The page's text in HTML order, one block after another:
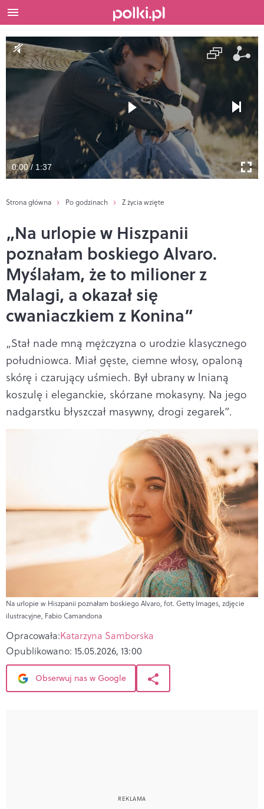
0:00 / 1:37
Strona główna Po godzinach Z życia wzięte
„Na urlopie w Hiszpanii
poznałam boskiego Alvaro.
Myślałam, że to milioner z
Malagi, a okazał się
cwaniaczkiem z Konina”
„Stał nade mną mężczyzna o urodzie klasycznego
południowca. Miał gęste, ciemne włosy, opaloną
skórę i czarujący uśmiech. Był ubrany w lnianą
koszulę i eleganckie, skórzane mokasyny. Na jego
nadgarstku błyszczał masywny, drogi zegarek”.
Na urlopie w Hiszpanii poznałam boskiego Alvaro, fot. Getty Images, zdjęcie
ilustracyjne, Fabio Camandona
Opracowała:Katarzyna Samborska
Opublikowano: 15.05.2026, 13:00
Obserwuj nas w Google